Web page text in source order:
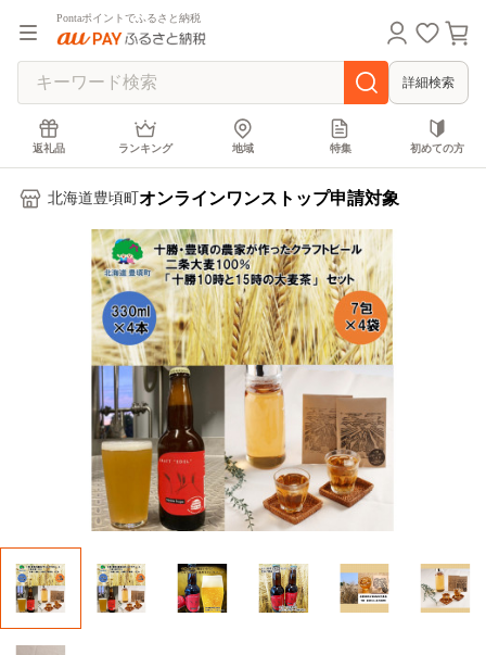
Pontaポイントでふるさと納税
詳細検索
返礼品 ランキング 地域 特集 初めての方
北海道豊頃町 オンラインワンストップ申請対象